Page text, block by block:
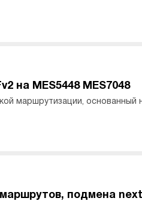
на MES5448 MES7048
маршрутизации, основанный
маршрутов, подмена